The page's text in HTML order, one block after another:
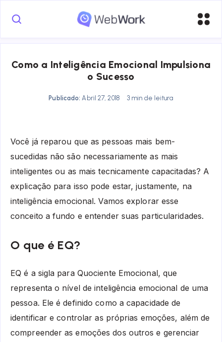
Como a Inteligência Emocional Impulsiona
o Sucesso
Publicado: Abril 27, 2018 3 min de leitura
Você já reparou que as pessoas mais bem-
sucedidas não são necessariamente as mais
inteligentes ou as mais tecnicamente capacitadas? A
explicação para isso pode estar, justamente, na
inteligência emocional. Vamos explorar esse
conceito a fundo e entender suas particularidades.
O que é EQ?
EQ é a sigla para Quociente Emocional, que
representa o nível de inteligência emocional de uma
pessoa. Ele é definido como a capacidade de
identificar e controlar as próprias emoções, além de
compreender as emoções dos outros e gerenciar